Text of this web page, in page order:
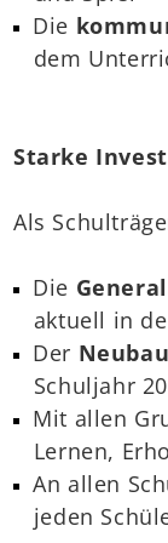
Die
dem
Starke
Als
Die
aktuell in
Der Neubau
Schuljahr
Mit allen
Lernen,
An allen
jeden